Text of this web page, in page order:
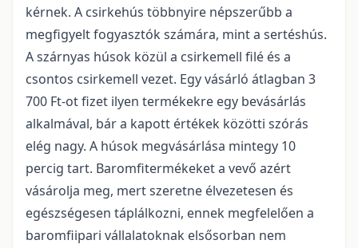
kérnek. A csirkehús többnyire népszerűbb a
megfigyelt fogyasztók számára, mint a sertéshús.
A szárnyas húsok közül a csirkemell filé és a
csontos csirkemell vezet. Egy vásárló átlagban 3
700 Ft-ot fizet ilyen termékekre egy bevásárlás
alkalmával, bár a kapott értékek közötti szórás
elég nagy. A húsok megvásárlása mintegy 10
percig tart. Baromfitermékeket a vevő azért
vásárolja meg, mert szeretne élvezetesen és
egészségesen táplálkozni, ennek megfelelően a
baromfiipari vállalatoknak elsősorban nem